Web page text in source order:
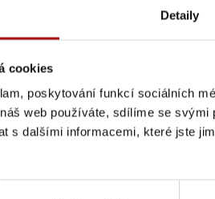
Detaily
cookies
poskytování funkcí sociálních
web používáte, sdílíme se
s dalšími informacemi, které jste
Machovce, který stál v
výsadby nových vinic před
instituce až do jeho
do důchodu.